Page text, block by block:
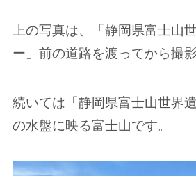
上の写真は、「静岡県富士山
ー」前の道路を渡ってから撮
続いては「静岡県富士山世界
の水盤に映る富士山です。